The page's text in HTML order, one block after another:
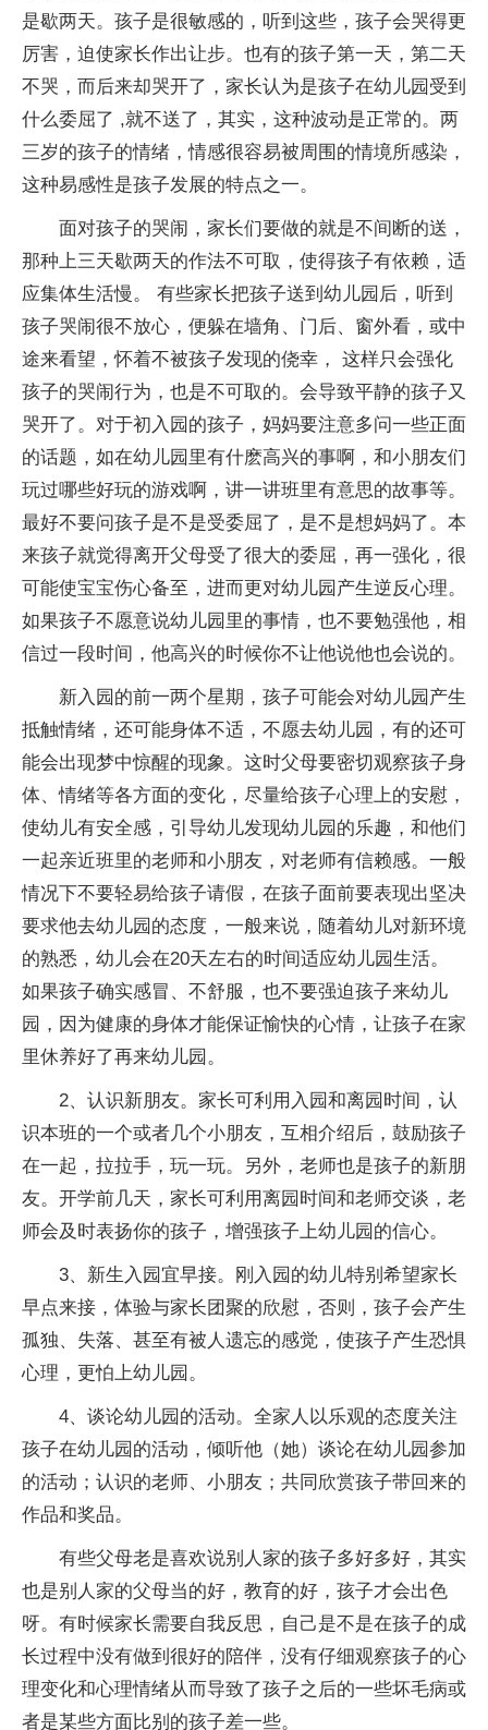
是歇两天。孩子是很敏感的，听到这些，孩子会哭得更
厉害，迫使家长作出让步。也有的孩子第一天，第二天
不哭，而后来却哭开了，家长认为是孩子在幼儿园受到
什么委屈了 ,就不送了，其实，这种波动是正常的。两
三岁的孩子的情绪，情感很容易被周围的情境所感染，
这种易感性是孩子发展的特点之一。
面对孩子的哭闹，家长们要做的就是不间断的送，
那种上三天歇两天的作法不可取，使得孩子有依赖，适
应集体生活慢。 有些家长把孩子送到幼儿园后，听到
孩子哭闹很不放心，便躲在墙角、门后、窗外看，或中
途来看望，怀着不被孩子发现的侥幸， 这样只会强化
孩子的哭闹行为，也是不可取的。会导致平静的孩子又
哭开了。对于初入园的孩子，妈妈要注意多问一些正面
的话题，如在幼儿园里有什麽高兴的事啊，和小朋友们
玩过哪些好玩的游戏啊，讲一讲班里有意思的故事等。
最好不要问孩子是不是受委屈了，是不是想妈妈了。本
来孩子就觉得离开父母受了很大的委屈，再一强化，很
可能使宝宝伤心备至，进而更对幼儿园产生逆反心理。
如果孩子不愿意说幼儿园里的事情，也不要勉强他，相
信过一段时间，他高兴的时候你不让他说他也会说的。
新入园的前一两个星期，孩子可能会对幼儿园产生
抵触情绪，还可能身体不适，不愿去幼儿园，有的还可
能会出现梦中惊醒的现象。这时父母要密切观察孩子身
体、情绪等各方面的变化，尽量给孩子心理上的安慰，
使幼儿有安全感，引导幼儿发现幼儿园的乐趣，和他们
一起亲近班里的老师和小朋友，对老师有信赖感。一般
情况下不要轻易给孩子请假，在孩子面前要表现出坚决
要求他去幼儿园的态度，一般来说，随着幼儿对新环境
的熟悉，幼儿会在20天左右的时间适应幼儿园生活。
如果孩子确实感冒、不舒服，也不要强迫孩子来幼儿
园，因为健康的身体才能保证愉快的心情，让孩子在家
里休养好了再来幼儿园。
2、认识新朋友。家长可利用入园和离园时间，认
识本班的一个或者几个小朋友，互相介绍后，鼓励孩子
在一起，拉拉手，玩一玩。另外，老师也是孩子的新朋
友。开学前几天，家长可利用离园时间和老师交谈，老
师会及时表扬你的孩子，增强孩子上幼儿园的信心。
3、新生入园宜早接。刚入园的幼儿特别希望家长
早点来接，体验与家长团聚的欣慰，否则，孩子会产生
孤独、失落、甚至有被人遗忘的感觉，使孩子产生恐惧
心理，更怕上幼儿园。
4、谈论幼儿园的活动。全家人以乐观的态度关注
孩子在幼儿园的活动，倾听他（她）谈论在幼儿园参加
的活动；认识的老师、小朋友；共同欣赏孩子带回来的
作品和奖品。
有些父母老是喜欢说别人家的孩子多好多好，其实
也是别人家的父母当的好，教育的好，孩子才会出色
呀。有时候家长需要自我反思，自己是不是在孩子的成
长过程中没有做到很好的陪伴，没有仔细观察孩子的心
理变化和心理情绪从而导致了孩子之后的一些坏毛病或
者是某些方面比别的孩子差一些。